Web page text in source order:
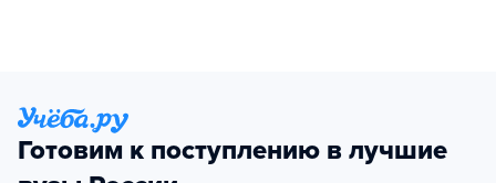
Готовим к поступлению в лучшие